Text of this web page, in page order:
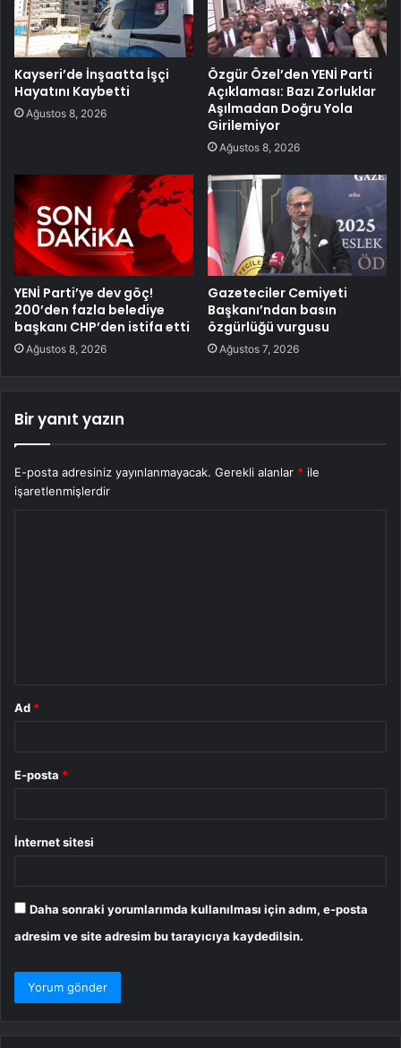
Kayseri’de İnşaatta İşçi
Hayatını Kaybetti
Ağustos 8, 2026
Özgür Özel’den YENİ Parti
Açıklaması: Bazı Zorluklar
Aşılmadan Doğru Yola
Girilemiyor
Ağustos 8, 2026
YENİ Parti’ye dev göç!
200’den fazla belediye
başkanı CHP’den istifa etti
Ağustos 8, 2026
Gazeteciler Cemiyeti
Başkanı’ndan basın
özgürlüğü vurgusu
Ağustos 7, 2026
Bir yanıt yazın
E-posta adresiniz yayınlanmayacak. Gerekli alanlar * ile
işaretlenmişlerdir
Ad *
E-posta *
İnternet sitesi
Daha sonraki yorumlarımda kullanılması için adım, e-posta
adresim ve site adresim bu tarayıcıya kaydedilsin.